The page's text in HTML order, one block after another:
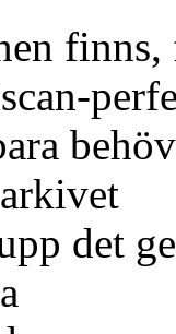
finns,
det